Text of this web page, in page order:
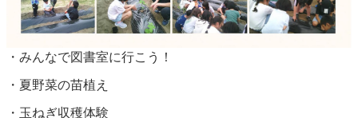
・みんなで図書室に行こう！
・夏野菜の苗植え
・玉ねぎ収穫体験